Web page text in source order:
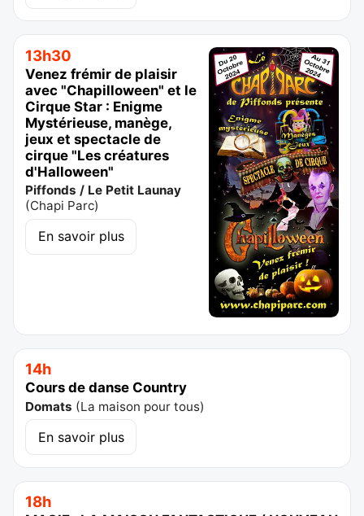
13h30
Venez frémir de plaisir
avec "Chapilloween" et le
Cirque Star : Enigme
Mystérieuse, manège,
jeux et spectacle de
cirque "Les créatures
d'Halloween"
Piffonds / Le Petit Launay
(Chapi Parc)
En savoir plus
14h
Cours de danse Country
Domats (La maison pour tous)
En savoir plus
18h